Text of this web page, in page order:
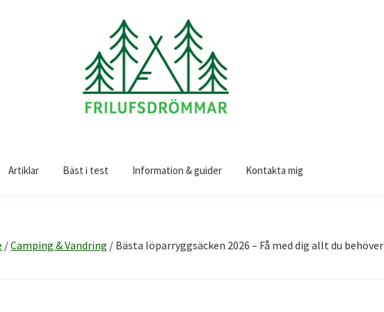
Artiklar Bäst i test Information & guider Kontakta mig
/Camping & Vandring / Bästa löparryggsäcken 2026 – Få med dig allt du behöver